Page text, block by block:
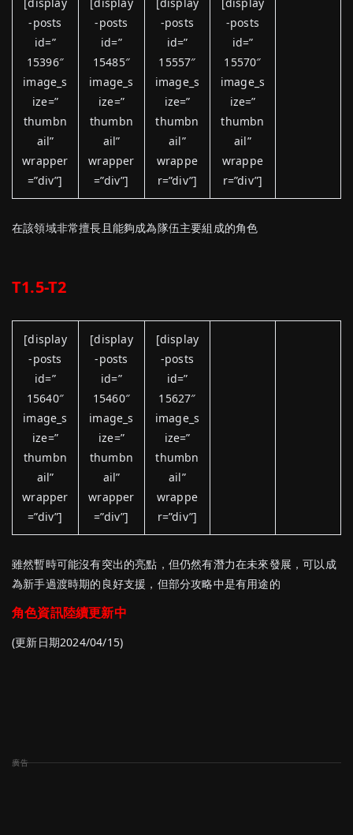
-posts
id=”
15396″
image_s
ize=”
thumbn
ail”
wrapper
=”div”]
-posts
id=”
15485″
image_s
ize=”
thumbn
ail”
wrapper
=”div”]
-posts
id=”
15557″
image_s
ize=”
thumbn
ail”
wrappe
r=”div”]
-posts
id=”
15570″
image_s
ize=”
thumbn
ail”
wrappe
r=”div”]
在該領域非常擅長且能夠成為隊伍主要組成的角色
T1.5-T2
[display
-posts
id=”
15640″
image_s
ize=”
thumbn
ail”
wrapper
=”div”]
[display
-posts
id=”
15460″
image_s
ize=”
thumbn
ail”
wrapper
=”div”]
[display
-posts
id=”
15627″
image_s
ize=”
thumbn
ail”
wrappe
r=”div”]
雖然暫時可能沒有突出的亮點，但仍然有潛力在未來發展，可以成
為新手過渡時期的良好支援，但部分攻略中是有用途的
角色資訊陸續更新中
(更新日期2024/04/15)